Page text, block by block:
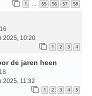
1 … 55 56 57 58
2025, 10:20
1 2 3 4
de jaren heen
2025, 11:32
1 2 3 4 5